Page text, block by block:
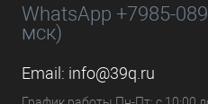
WhatsApp +7985-
мск)
Email: info@39q.ru